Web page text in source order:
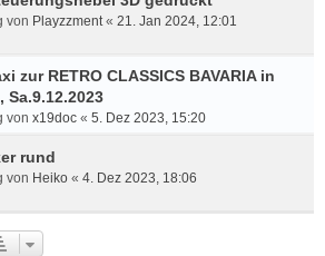
von Playzzment« 21. Jan 2024, 12:01
zur RETRO CLASSICS BAVARIA in
Sa.9.12.2023
von x19doc « 5. Dez 2023, 15:20
rund
von Heiko « 4. Dez 2023, 18:06